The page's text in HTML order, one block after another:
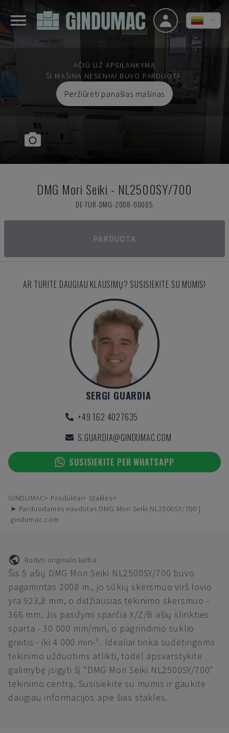
AČIŪ UŽ APSILANKYMĄ
ŠI MAŠINA NESENIAI BUVO PARDUOTA.
Peržiūrėti panašias mašinas
DMG Mori Seiki - NL2500SY/700
DE-TUR-DMG-2008-00005
PARDUOTA
AR TURITE DAUGIAU KLAUSIMŲ? SUSISIEKITE SU MUMIS!
SERGI GUARDIA
+49 162 4027635
S.GUARDIA@GINDUMAC.COM
SUSISIEKITE PER WHATSAPP
GINDUMAC Produktai
Staklės
➤ Parduodamas naudotas DMG Mori Seiki NL2500SY/700 |
gindumac.com
Rodyti originalo kalba
Šis 5 ašių DMG Mori Seiki NL2500SY/700 buvo
pagamintas 2008 m., jo sūkių skersmuo virš lovio
yra 923,8 mm, o didžiausias tekinimo skersmuo -
366 mm. Jis pasižymi sparčia X/Z/B ašių slinkties
sparta - 30 000 mm/min, o pagrindinio suklio
greitis - iki 4 000 min-¹. Idealiai tinka sudėtingoms
tekinimo užduotims atlikti, todėl apsvarstykite
galimybę įsigyti šį "DMG Mori Seiki NL2500SY/700"
tekinimo centrą. Susisiekite su mumis ir gaukite
daugiau informacijos apie šias stakles.